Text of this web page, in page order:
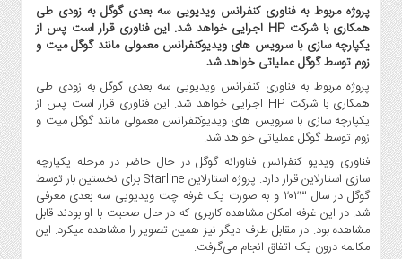
آپ
و
فن
آوری
بانک
،
بیمه
و
ارز
دیجیتال
کشاورزی
و
پروژه مربوط به فناوری کنفرانس ویدیویی سه بعدی گوگل به زودی طی
همکاری با شرکت HP اجرایی خواهد شد. این فناوری قرار است پس از
یکپارچه سازی با سرویس های ویدیوکنفرانس معمولی مانند گوگل میت و
زوم توسط گوگل عملیاتی خواهد شد
پروژه مربوط به فناوری کنفرانس ویدیویی سه بعدی گوگل به زودی طی
همکاری با شرکت HP اجرایی خواهد شد. این فناوری قرار است پس از
یکپارچه سازی با سرویس های ویدیوکنفرانس معمولی مانند گوگل میت و
زوم توسط گوگل عملیاتی خواهد شد.
فناوری ویدیو کنفرانس فناورانه گوگل در حال حاضر در مرحله یکپارچه
سازی استارلاین قرار دارد. پروژه استارلاین Starline برای نخستین بار توسط
گوگل در سال ۲۰۲۳ و به صورت یک غرفه چت ویدیویی سه بعدی معرفی
شد. در این غرفه امکان مشاهده کاربری که در حال صحبت با او بودند قابل
مشاهده بود. در مقابل طرف دیگر نیز همین تصویر را مشاهده میکرد. این
مکالمه درون یک اتفاق انجام می‌گرفت.